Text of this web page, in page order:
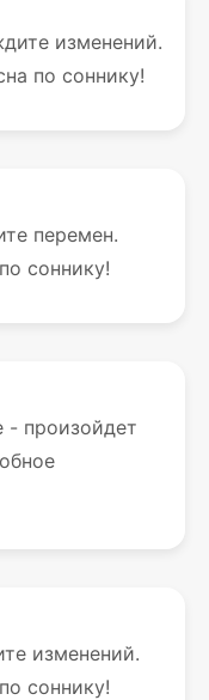
изменений.
по соннику!
перемен.
соннику!
- произойдет
изменений.
соннику!